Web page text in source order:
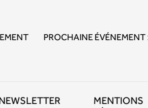
PROCHAINE ÉVÉNEMENT
MENTIONS